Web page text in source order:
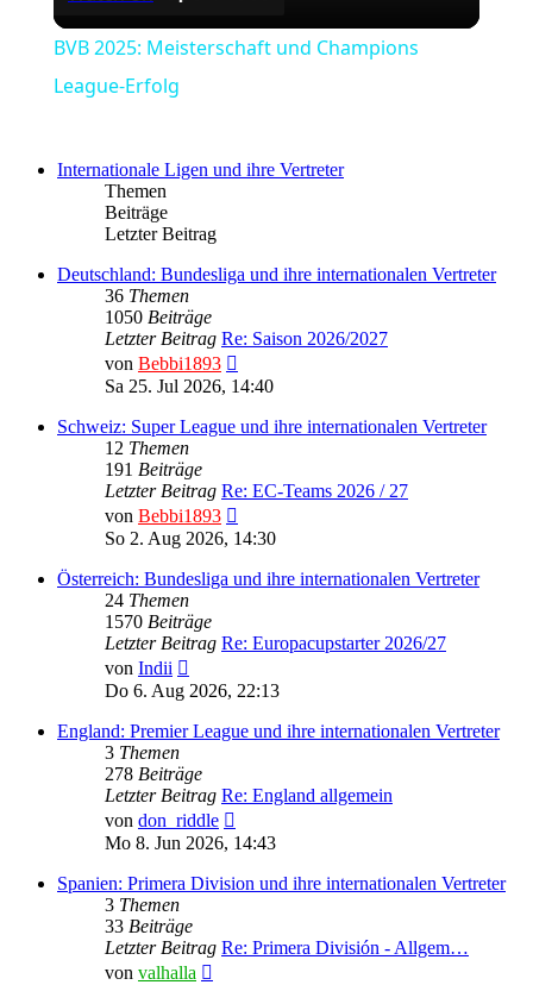
BVB 2025: Meisterschaft und Champions
League-Erfolg
Internationale Ligen und ihre Vertreter
Themen
Beiträge
Letzter Beitrag
Deutschland: Bundesliga und ihre internationalen Vertreter
36 Themen
1050 Beiträge
Letzter Beitrag Re: Saison 2026/2027
von Bebbi1893
Beitrag
Sa 25. Jul 2026, 14:40
Schweiz: Super League und ihre internationalen Vertreter
12 Themen
191 Beiträge
Letzter Beitrag Re: EC-Teams 2026 / 27
von Bebbi1893
Beitrag
So 2. Aug 2026, 14:30
Österreich: Bundesliga und ihre internationalen Vertreter
24 Themen
1570 Beiträge
Letzter Beitrag Re: Europacupstarter 2026/27
von Indii
Beitrag
Do 6. Aug 2026, 22:13
England: Premier League und ihre internationalen Vertreter
3 Themen
278 Beiträge
Letzter Beitrag Re: England allgemein
von don_riddle
Beitrag
Mo 8. Jun 2026, 14:43
Spanien: Primera Division und ihre internationalen Vertreter
3 Themen
33 Beiträge
Letzter Beitrag Re: Primera División - Allgem…
von valhalla